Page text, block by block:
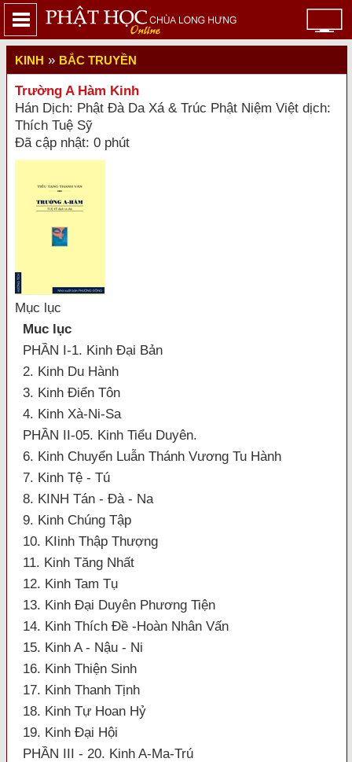
KINH » BẮC TRUYỀN
Trường A Hàm Kinh
Hán Dịch: Phật Ðà Da Xá & Trúc Phật Niệm Việt dịch:
Thích Tuệ Sỹ
Đã cập nhật: 0 phút
Mục lục
Muc lục
PHẦN I-1. Kinh Đại Bản
2. Kinh Du Hành
3. Kinh Điển Tôn
4. Kinh Xà-Ni-Sa
PHẦN II-05. Kinh Tiểu Duyên.
6. Kinh Chuyển Luẫn Thánh Vương Tu Hành
7. Kinh Tệ - Tú
8. KINH Tán - Đà - Na
9. Kinh Chúng Tập
10. KIinh Thập Thượng
11. Kinh Tăng Nhất
12. Kinh Tam Tụ
13. Kinh Đại Duyên Phương Tiện
14. Kinh Thích Đề -Hoàn Nhân Vấn
15. Kinh A - Nậu - Ni
16. Kinh Thiện Sinh
17. Kinh Thanh Tịnh
18. Kinh Tự Hoan Hỷ
19. Kinh Đại Hội
PHẦN III - 20. Kinh A-Ma-Trú